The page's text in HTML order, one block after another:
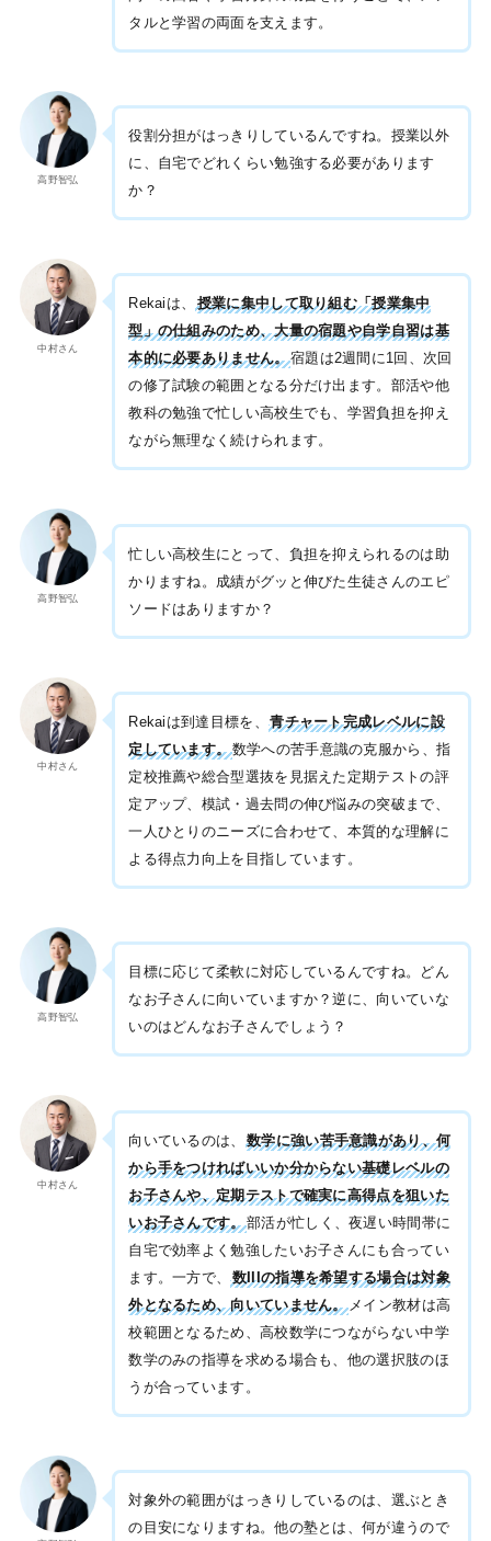
タルと学習の両面を支えます。
高野智弘
役割分担がはっきりしているんですね。授業以外
に、自宅でどれくらい勉強する必要があります
か？
中村さん
Rekaiは、 授業に集中して取り組む「授業集中
型」の仕組みのため、大量の宿題や自学自習は基
本的に必要ありません。宿題は2週間に1回、次回
の修了試験の範囲となる分だけ出ます。部活や他
教科の勉強で忙しい高校生でも、学習負担を抑え
ながら無理なく続けられます。
高野智弘
忙しい高校生にとって、負担を抑えられるのは助
かりますね。成績がグッと伸びた生徒さんのエピ
ソードはありますか？
中村さん
Rekaiは到達目標を、 青チャート完成レベルに設
定しています。数学への苦手意識の克服から、指
定校推薦や総合型選抜を見据えた定期テストの評
定アップ、模試・過去問の伸び悩みの突破まで、
一人ひとりのニーズに合わせて、本質的な理解に
よる得点力向上を目指しています。
高野智弘
目標に応じて柔軟に対応しているんですね。どん
なお子さんに向いていますか？逆に、向いていな
いのはどんなお子さんでしょう？
中村さん
向いているのは、 数学に強い苦手意識があり、何
から手をつければいいか分からない基礎レベルの
お子さんや、定期テストで確実に高得点を狙いた
いお子さんです。部活が忙しく、夜遅い時間帯に
自宅で効率よく勉強したいお子さんにも合ってい
ます。一方で、数IIIの指導を希望する場合は対象
外となるため、向いていません。 メイン教材は高
校範囲となるため、高校数学につながらない中学
数学のみの指導を求める場合も、他の選択肢のほ
うが合っています。
対象外の範囲がはっきりしているのは、選ぶとき
の目安になりますね。他の塾とは、何が違うので